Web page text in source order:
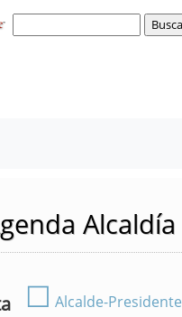
Alcaldía
☐ Alcalde-Presidente